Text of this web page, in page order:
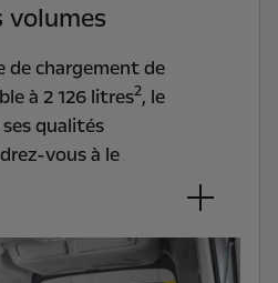
volumes
chargement de
à 2 126 litres2, le
qualités
vous à le